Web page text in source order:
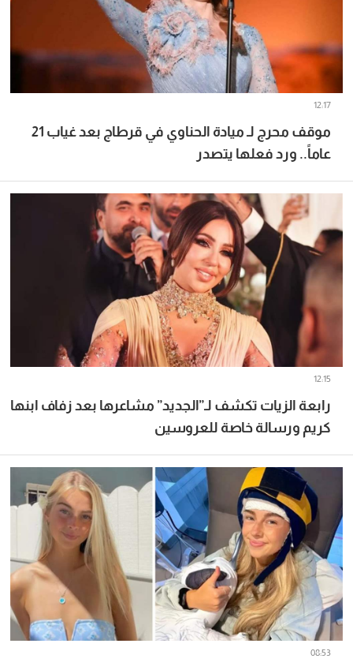
موقف محرج لـ ميادة الحناوي في قرطاج بعد غياب 21
عاماً.. ورد فعلها يتصدر
12:17
رابعة الزيات تكشف لـ”الجديد” مشاعرها بعد زفاف ابنها
كريم ورسالة خاصة للعروسين
12:15
08:53